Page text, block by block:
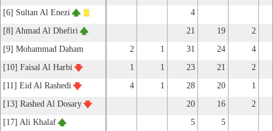
[6] Sultan Al Enezi
4
[8] Ahmad Al Dhefiri
21 19
2
[9] Mohammad Daham
2 1 31 24
4
[10] Faisal Al Harbi
1 1 23 21
2
[11] Eid Al Rashedi
4 1 28 20
1
[13] Rashed Al Dosary
20 16
2
[17] Ali Khalaf
5
5